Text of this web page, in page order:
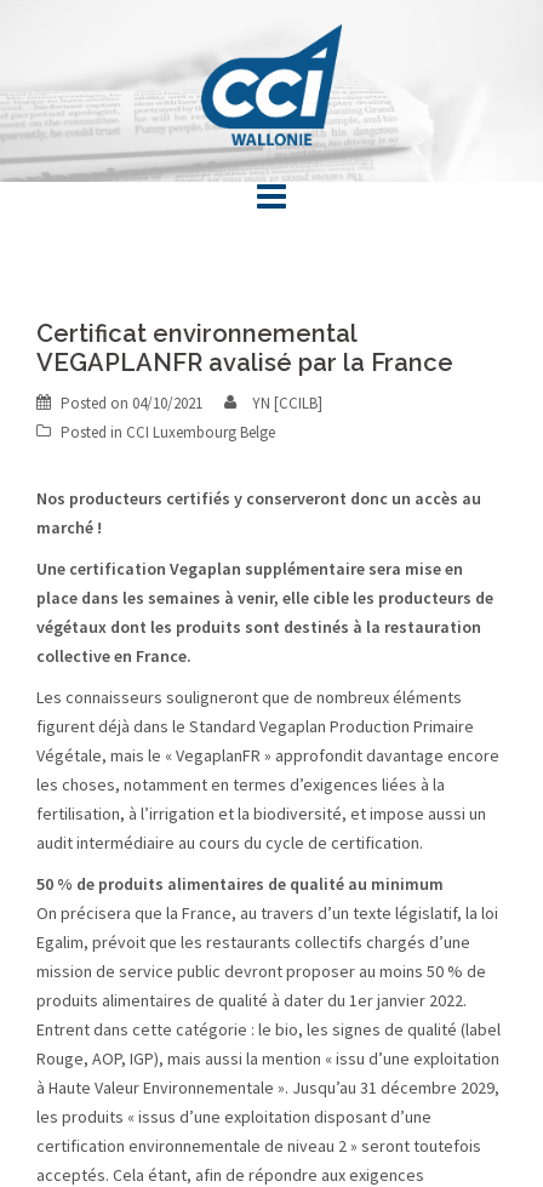
Certificat environnemental
VEGAPLANFR avalisé par la France
Posted on 04/10/2021
YN [CCILB]
Posted in CCI Luxembourg Belge
Nos producteurs certifiés y conserveront donc un accès au
marché !
Une certification Vegaplan supplémentaire sera mise en
place dans les semaines à venir, elle cible les producteurs de
végétaux dont les produits sont destinés à la restauration
collective en France.
Les connaisseurs souligneront que de nombreux éléments
figurent déjà dans le Standard Vegaplan Production Primaire
Végétale, mais le « VegaplanFR » approfondit davantage encore
les choses, notamment en termes d’exigences liées à la
fertilisation, à l’irrigation et la biodiversité, et impose aussi un
audit intermédiaire au cours du cycle de certification.
50 % de produits alimentaires de qualité au minimum
On précisera que la France, au travers d’un texte législatif, la loi
Egalim, prévoit que les restaurants collectifs chargés d’une
mission de service public devront proposer au moins 50 % de
produits alimentaires de qualité à dater du 1er janvier 2022.
Entrent dans cette catégorie : le bio, les signes de qualité (label
Rouge, AOP, IGP), mais aussi la mention « issu d’une exploitation
à Haute Valeur Environnementale ». Jusqu’au 31 décembre 2029,
les produits « issus d’une exploitation disposant d’une
certification environnementale de niveau 2 » seront toutefois
acceptés. Cela étant, afin de répondre aux exigences